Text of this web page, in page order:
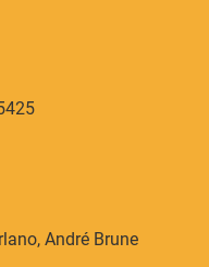
André Brune